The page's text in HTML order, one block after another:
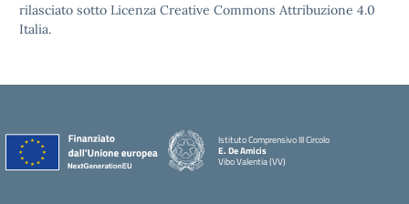
rilasciato sotto Licenza Creative Commons Attribuzione 4.0
Italia.
Istituto Comprensivo III Circolo
E. De Amicis
Vibo Valentia (VV)